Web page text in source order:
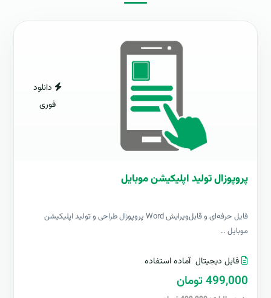
دانلود
فوری
پروپوزال تولید اپلیکیشن موبایل
فایل حرفه‌ای و قابل‌ویرایش Word پروپوزال طراحی و تولید اپلیکیشن
موبایل ..
فایل دیجیتال آماده استفاده
499,000 تومان